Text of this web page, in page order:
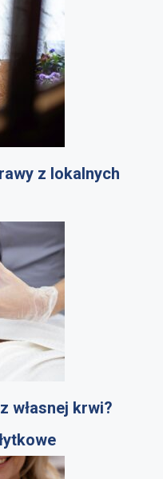
z lokalnych
własnej krwi?